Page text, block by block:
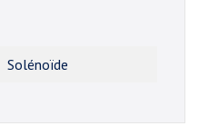
Solénoïde